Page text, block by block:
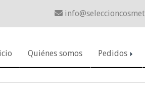
info
Quiénes somos Pedidos